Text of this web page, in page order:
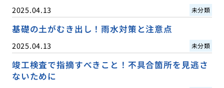
2025.04.13 未分類
基礎の土がむき出し！雨水対策と注意点
2025.04.13 未分類
竣工検査で指摘すべきこと！不具合箇所を見逃さ
ないために